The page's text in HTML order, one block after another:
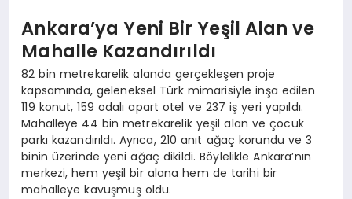
Ankara’ya Yeni Bir Yeşil Alan ve
Mahalle Kazandırıldı
82 bin metrekarelik alanda gerçekleşen proje
kapsamında, geleneksel Türk mimarisiyle inşa edilen
119 konut, 159 odalı apart otel ve 237 iş yeri yapıldı.
Mahalleye 44 bin metrekarelik yeşil alan ve çocuk
parkı kazandırıldı. Ayrıca, 210 anıt ağaç korundu ve 3
binin üzerinde yeni ağaç dikildi. Böylelikle Ankara’nın
merkezi, hem yeşil bir alana hem de tarihi bir
mahalleye kavuşmuş oldu.